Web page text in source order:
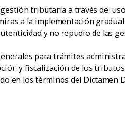
tributaria a través del
a la implementación
y no repudio de las
para trámites
y fiscalización de los tributos.
en los términos del Dictamen